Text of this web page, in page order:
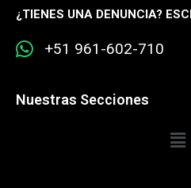
¿TIENES UNA DENUNCIA?
+51 961-602-710
Nuestras Secciones